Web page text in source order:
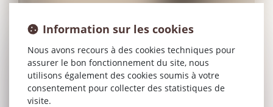
Information sur les cookies
Nous avons recours à des cookies techniques pour
assurer le bon fonctionnement du site, nous
utilisons également des cookies soumis à votre
consentement pour collecter des statistiques de
visite.